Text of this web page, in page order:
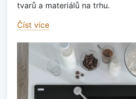
tvarů a materiálů na trhu.
Číst více